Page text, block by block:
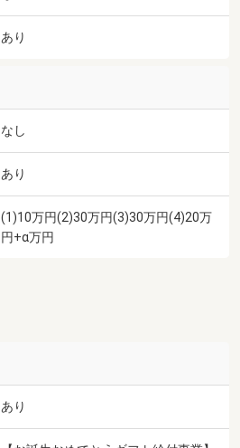
あり
なし
あり
(1)10万円(2)30万円(3)30万円(4)20万
円+α万円
あり